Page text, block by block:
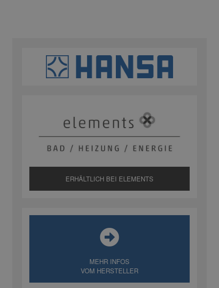
ERHÄLTLICH BEI ELEMENTS
MEHR INFOS
VOM HERSTELLER